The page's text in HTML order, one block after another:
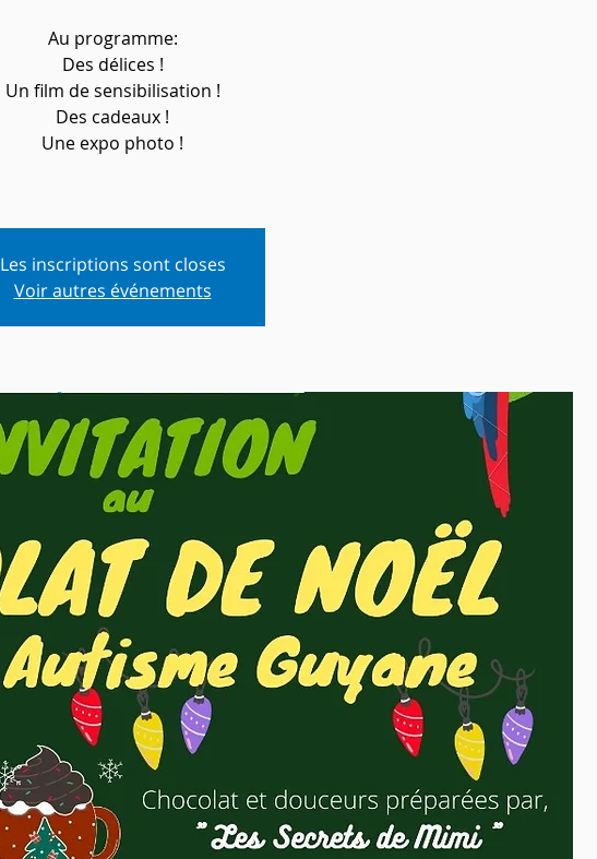
Au programme:
Des délices !
Un film de sensibilisation !
Des cadeaux !
Une expo photo !
Les inscriptions sont closes
Voir autres événements